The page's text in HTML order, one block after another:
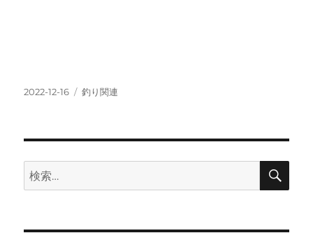
投
2022-12-16
カ
釣り関連
検
索:
検